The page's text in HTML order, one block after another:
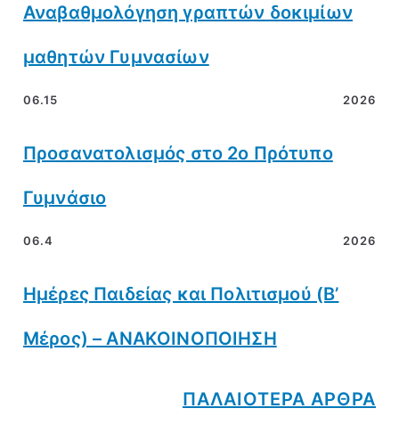
Αναβαθμολόγηση γραπτών δοκιμίων
μαθητών Γυμνασίων
06.15 2026
Προσανατολισμός στο 2ο Πρότυπο
Γυμνάσιο
06.4 2026
Ημέρες Παιδείας και Πολιτισμού (Β’
Μέρος) – ΑΝΑΚΟΙΝΟΠΟΙΗΣΗ
ΠΑΛΑΙΟΤΕΡΑ ΑΡΘΡΑ